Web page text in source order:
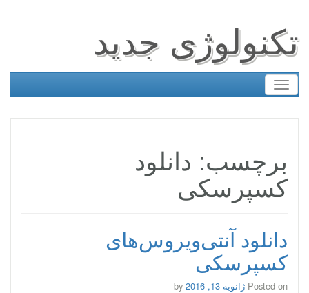
تکنولوژی جدید
Toggle
navigation
برچسب: دانلود
کسپرسکی
دانلود آنتی‌ویروس‌های
کسپرسکی
Posted on ژانویه 13, 2016